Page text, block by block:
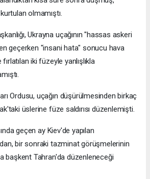
olmamıştı.
Ukrayna uçağının "hassas askeri
geçerken "insani hata" sonucu hava
iki füzeyle yanlışlıkla
Ordusu, uçağın düşürülmesinden birkaç
üslerine füze saldırısı düzenlemişti.
geçen ay Kiev'de yapılan
bir sonraki tazminat görüşmelerinin
başkent Tahran'da düzenleneceği